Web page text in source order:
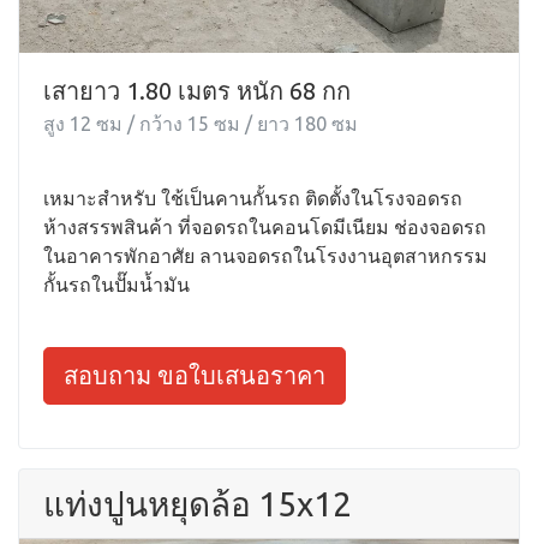
เสายาว 1.80 เมตร หนัก 68 กก
สูง 12 ซม / กว้าง 15 ซม / ยาว 180 ซม
เหมาะสำหรับ ใช้เป็นคานกั้นรถ ติดตั้งในโรงจอดรถ
ห้างสรรพสินค้า ที่จอดรถในคอนโดมีเนียม ช่องจอดรถ
ในอาคารพักอาศัย ลานจอดรถในโรงงานอุตสาหกรรม
กั้นรถในปั๊มน้ำมัน
สอบถาม ขอใบเสนอราคา
แท่งปูนหยุดล้อ 15x12